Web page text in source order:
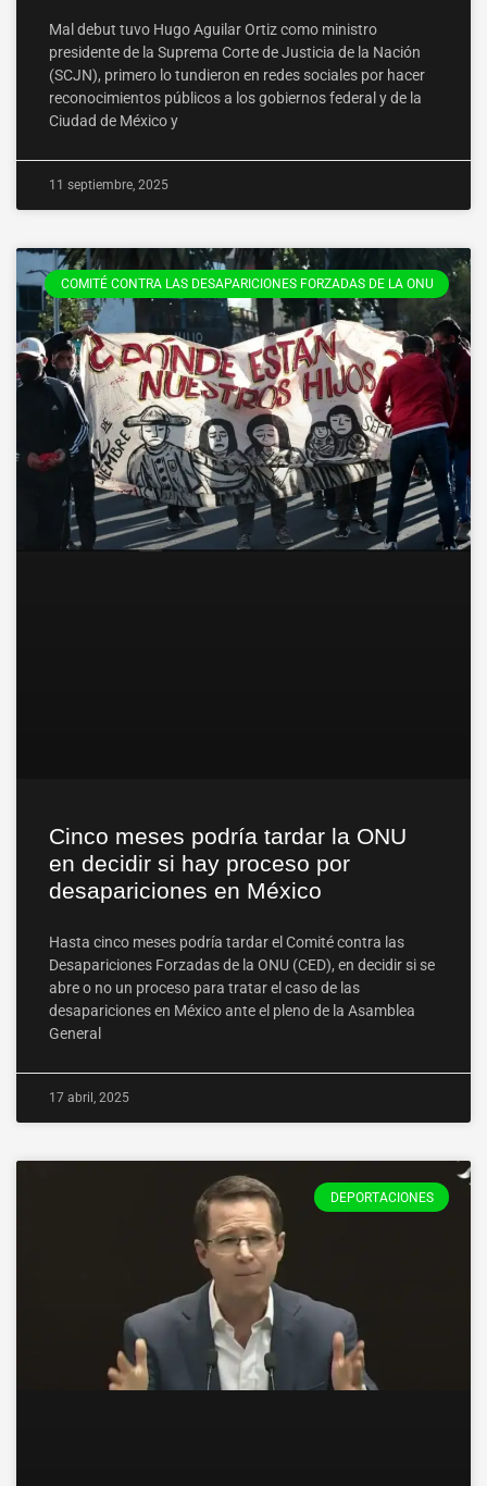
Mal debut tuvo Hugo Aguilar Ortiz como ministro
presidente de la Suprema Corte de Justicia de la Nación
(SCJN), primero lo tundieron en redes sociales por hacer
reconocimientos públicos a los gobiernos federal y de la
Ciudad de México y
11 septiembre, 2025
COMITÉ CONTRA LAS DESAPARICIONES FORZADAS DE LA ONU
Cinco meses podría tardar la ONU
en decidir si hay proceso por
desapariciones en México
Hasta cinco meses podría tardar el Comité contra las
Desapariciones Forzadas de la ONU (CED), en decidir si se
abre o no un proceso para tratar el caso de las
desapariciones en México ante el pleno de la Asamblea
General
17 abril, 2025
DEPORTACIONES